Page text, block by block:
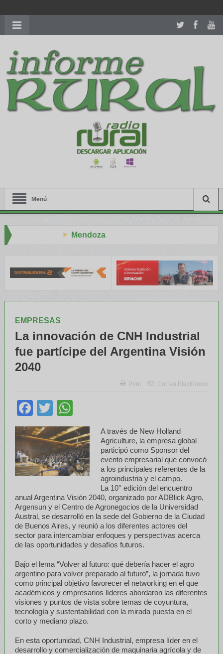
richardmillereplica
women.patekphilippe.tofor sale in usa recognized command with
dining room table ceremony. welcome to our
perfectwatches.is
shop. best youngsexdoll.comwith professional customer
services. 1: 1 design high
https://reallydiamond.com/
Menú
EMPRESAS
La innovación de CNH Industrial
fue partícipe del Argentina Visión
2040
Print Correo Electrónico
Facebook
Twitter
A través de New Holland
Agriculture, la empresa global
participó como Sponsor del
evento empresarial que convocó
a los principales referentes de la
agroindustria y el campo.
La 10° edición del encuentro
anual Argentina Visión 2040, organizado por ADBlick Agro,
Argensun y el Centro de Agronegocios de la Universidad
Austral, se desarrolló en la sede del Gobierno de la Ciudad
de Buenos Aires, y reunió a los diferentes actores del
sector para intercambiar enfoques y perspectivas acerca
de las oportunidades y desafíos futuros.
Bajo el lema “Volver al futuro: qué debería hacer el agro
argentino para volver preparado al futuro”, la jornada tuvo
como principal objetivo favorecer el networking en el que
académicos y empresarios líderes abordaron las diferentes
visiones y puntos de vista sobre temas de coyuntura,
tecnología y sustentabilidad con la mirada puesta en el
corto y mediano plazo.
En esta oportunidad, CNH Industrial, empresa líder en el
desarrollo y comercialización de maquinaria agrícola y de